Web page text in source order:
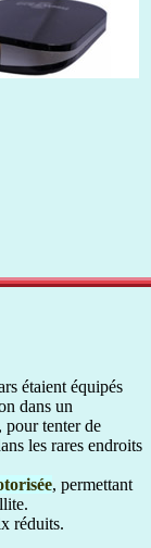
étaient équipés
dans un
pour tenter de
les rares endroits
, permettant
réduits.